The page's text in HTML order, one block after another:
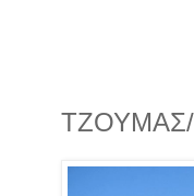
ΤΖΟΥΜΑΣ/